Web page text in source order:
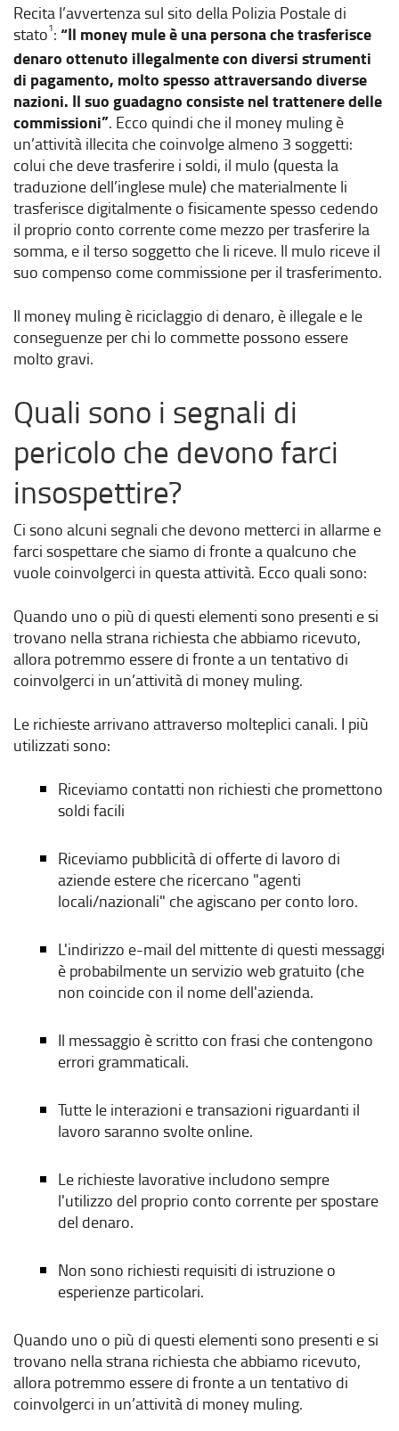
Recita l’avvertenza sul sito della Polizia Postale di
stato1:“Il money mule è una persona che trasferisce
denaro ottenuto illegalmente con diversi strumenti
di pagamento, molto spesso attraversando diverse
nazioni. Il suo guadagno consiste nel trattenere delle
commissioni”. Ecco quindi che il money muling è
un’attività illecita che coinvolge almeno 3 soggetti:
colui che deve trasferire i soldi, il mulo (questa la
traduzione dell’inglese mule) che materialmente li
trasferisce digitalmente o fisicamente spesso cedendo
il proprio conto corrente come mezzo per trasferire la
somma, e il terso soggetto che li riceve. Il mulo riceve il
suo compenso come commissione per il trasferimento.
Il money muling è riciclaggio di denaro, è illegale e le
conseguenze per chi lo commette possono essere
molto gravi.
Quali sono i segnali di
pericolo che devono farci
insospettire?
Ci sono alcuni segnali che devono metterci in allarme e
farci sospettare che siamo di fronte a qualcuno che
vuole coinvolgerci in questa attività. Ecco quali sono:
Quando uno o più di questi elementi sono presenti e si
trovano nella strana richiesta che abbiamo ricevuto,
allora potremmo essere di fronte a un tentativo di
coinvolgerci in un’attività di money muling.
Le richieste arrivano attraverso molteplici canali. I più
utilizzati sono:
Riceviamo contatti non richiesti che promettono
soldi facili
Riceviamo pubblicità di offerte di lavoro di
aziende estere che ricercano "agenti
locali/nazionali" che agiscano per conto loro.
L'indirizzo e-mail del mittente di questi messaggi
è probabilmente un servizio web gratuito (che
non coincide con il nome dell'azienda.
Il messaggio è scritto con frasi che contengono
errori grammaticali.
Tutte le interazioni e transazioni riguardanti il
lavoro saranno svolte online.
Le richieste lavorative includono sempre
l'utilizzo del proprio conto corrente per spostare
del denaro.
Non sono richiesti requisiti di istruzione o
esperienze particolari.
Quando uno o più di questi elementi sono presenti e si
trovano nella strana richiesta che abbiamo ricevuto,
allora potremmo essere di fronte a un tentativo di
coinvolgerci in un’attività di money muling.